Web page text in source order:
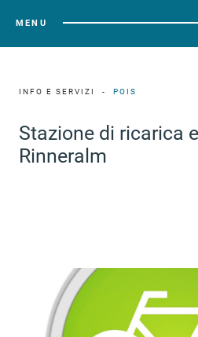
MENU
INFO E SERVIZI POIS
Stazione di ricarica
Rinneralm